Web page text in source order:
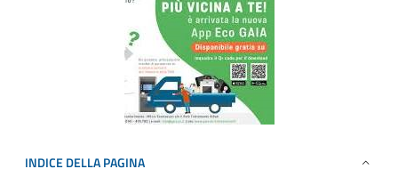
INDICE DELLA PAGINA